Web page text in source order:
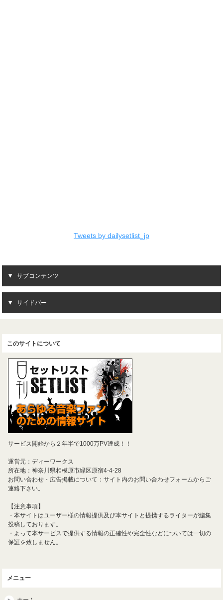
Tweets by dailysetlist_jp
サブコンテンツ
サイドバー
このサイトについて
サービス開始から２年半で1000万PV達成！！
運営元：ディーワークス
所在地：神奈川県相模原市緑区原宿4-4-28
お問い合わせ・広告掲載について：サイト内のお問い合わせフォームからご
連絡下さい。
【注意事項】
・本サイトはユーザー様の情報提供及び本サイトと提携するライターが編集
投稿しております。
・よって本サービスで提供する情報の正確性や完全性などについては一切の
保証を致しません。
メニュー